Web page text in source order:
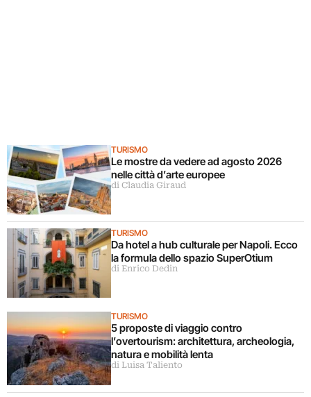
TURISMO
Le mostre da vedere ad agosto 2026
nelle città d’arte europee
di Claudia Giraud
TURISMO
Da hotel a hub culturale per Napoli. Ecco
la formula dello spazio SuperOtium
di Enrico Dedin
TURISMO
5 proposte di viaggio contro
l’overtourism: architettura, archeologia,
natura e mobilità lenta
di Luisa Taliento